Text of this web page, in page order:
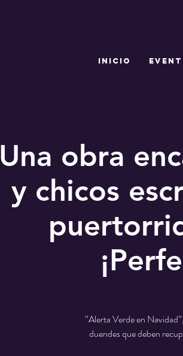
INICIO
Una obra
y chicos
“Alerta Verde en
duendes que deben